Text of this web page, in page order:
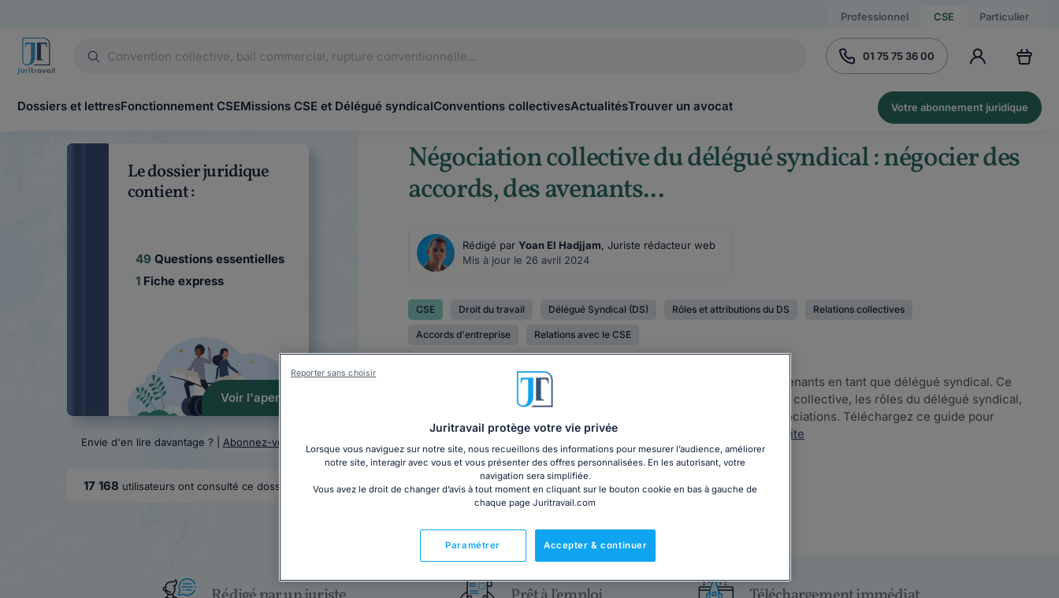
Professionnel CSE Particulier
01 75 75 36 00
Dossiers et lettresFonctionnement CSEMissions CSE et Délégué syndicalConventions collectivesActualitésTrouver un avocat Votre abonnement juridique
Le dossier juridique
contient :
49 Questions essentielles
1 Fiche express
Voir l'aperçu
Envie d'en lire davantage ? | Abonnez-vous
17 168 utilisateurs ont consulté ce dossier
Négociation collective du délégué syndical : négocier des
accords, des avenants...
Rédigé parYoan El Hadjjam, Juriste rédacteur web
Mis à jour le 26 avril 2024
CSE Droit du travail Délégué Syndical (DS) Rôles et attributions du DS Relations collectives
Accords d'entreprise Relations avec le CSE
Découvrez tout ce qu'il faut savoir pour négocier des accords et avenants en tant que délégué syndical. Ce
dossier complet vous guide à travers les principes de la négociation collective, les rôles du délégué syndical,
les règles à respecter et les étapes clés pour mener à bien vos négociations. Téléchargez ce guide pour
garantir des négociations efficaces et conformes à la loi....
Lire la suite
Ajouter au panier
Ce dossier pourrait également vous intéresser
Juritravail protège votre vie privée
Lorsque vous naviguez sur notre site, nous recueillons des informations pour mesurer l’audience, améliorer
notre site, interagir avec vous et vous présenter des offres personnalisées. En les autorisant, votre
navigation sera simplifiée.
Vous avez le droit de changer d’avis à tout moment en cliquant sur le bouton cookie en bas à gauche de
chaque page Juritravail.com
Accepter & continuer
Paramétrer
Reporter sans choisir